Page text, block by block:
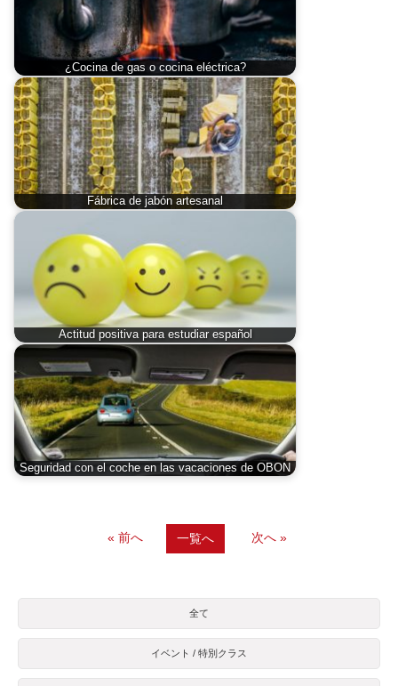
¿Cocina de gas o cocina eléctrica?
Fábrica de jabón artesanal
Actitud positiva para estudiar español
Seguridad con el coche en las vacaciones de OBON
« 前へ 一覧へ 次へ »
全て
イベント / 特別クラス